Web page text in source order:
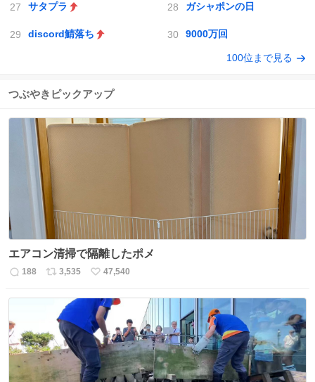
サタプラ ガシャポンの日
discord鯖落ち 9000万回
100位まで見る
つぶやきピックアップ
エアコン清掃で隔離したポメ
返
188
リ
数
3,535
い
ね
数
47,540